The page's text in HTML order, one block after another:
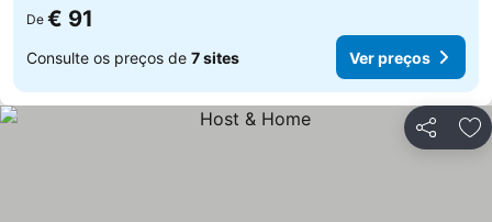
De € 91
Consulte os preços de 7 sites Ver preços
Partilhar